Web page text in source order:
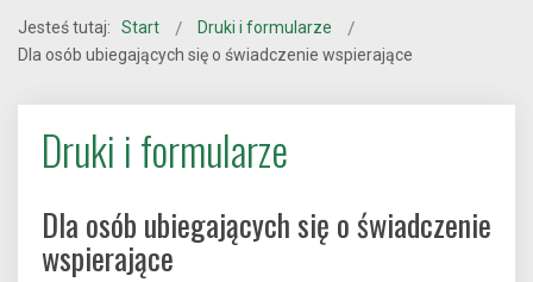
Jesteś tutaj: Start
Druki i formularze
Dla osób ubiegających się o świadczenie wspierające
Druki i formularze
Dla osób ubiegających się o świadczenie
wspierające